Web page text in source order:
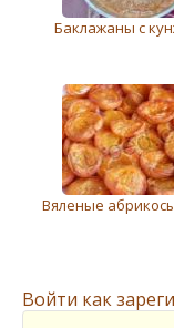
Баклажаны с
Вяленые
Войти как